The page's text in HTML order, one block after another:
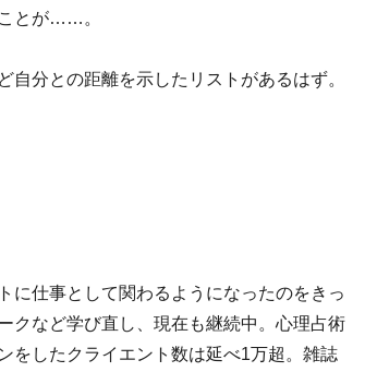
とが……。
分との距離を示したリストがあるはず。
に仕事として関わるようになったのをきっ
クなど学び直し、現在も継続中。心理占術
をしたクライエント数は延べ1万超。雑誌